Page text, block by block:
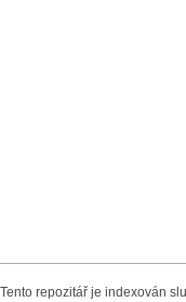
Tento repozitář je indexován